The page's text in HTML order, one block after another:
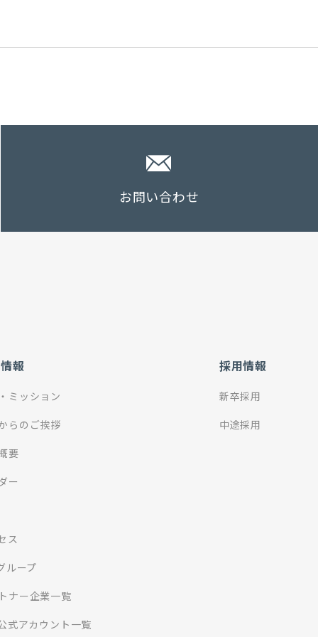
お問い合わせ
報
ミッション
らのご挨拶
要
ー
ス
ループ
ナー企業一覧
式アカウント一覧
採用情報
新卒採用
中途採用